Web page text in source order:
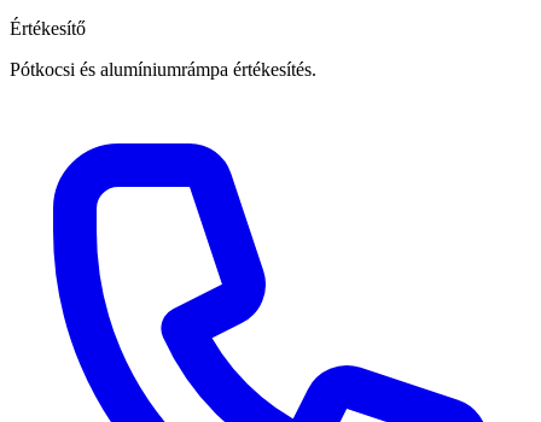
Értékesítő
Pótkocsi és alumíniumrámpa értékesítés.